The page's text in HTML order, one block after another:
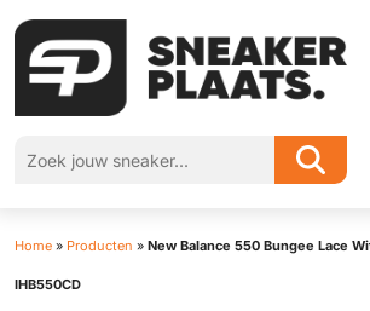
Home » Producten » New Balance 550 Bungee Lace
IHB550CD